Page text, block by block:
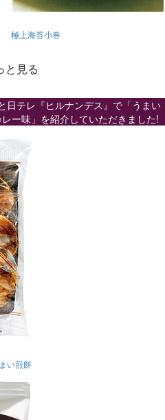
極上海苔小巻
と見る
テレ『ヒルナンデス』で「うまい
ー味」を紹介していただきました!
い煎餅